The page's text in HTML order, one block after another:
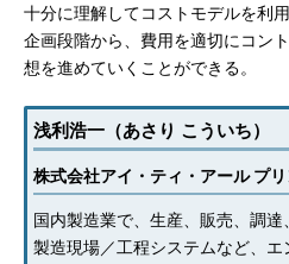
十分に理解してコストモデルを利
企画段階から、費用を適切にコン
想を進めていくことができる。
浅利浩一（あさり こういち）
株式会社アイ・ティ・アール プ
国内製造業で、生産、販売、調達
製造現場／工程システムなど、